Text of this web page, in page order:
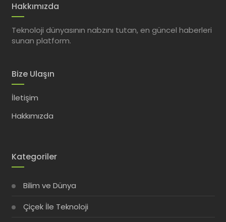
Hakkımızda
Teknoloji dünyasının nabzını tutan, en güncel haberleri
sunan platform.
Bize Ulaşın
İletişim
Hakkımızda
Kategoriler
Bilim ve Dünya
Çiçek İle Teknoloji